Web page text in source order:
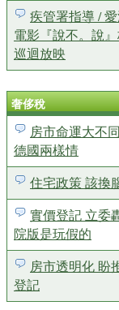
疾管署指導 /
電影『說不。說
巡迴放映
奢侈稅
房市命運大不
德國兩樣情
住宅政策 該換
實價登記 立委
院版是玩假的
房市透明化 盼
登記